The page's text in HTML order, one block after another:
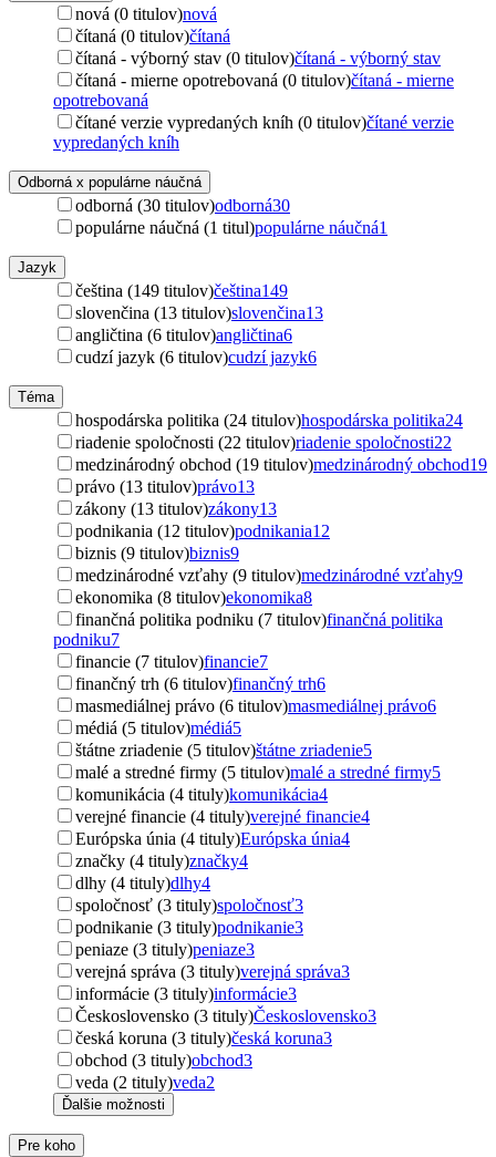
nová (0 titulov)nová
čítaná (0 titulov)čítaná
čítaná - výborný stav (0 titulov)čítaná - výborný stav
čítaná - mierne opotrebovaná (0 titulov)čítaná - mierne
opotrebovaná
čítané verzie vypredaných kníh (0 titulov)čítané verzie
vypredaných kníh
Odborná x populárne náučná
odborná (30 titulov)odborná30
populárne náučná (1 titul)populárne náučná1
Jazyk
čeština (149 titulov)čeština149
slovenčina (13 titulov)slovenčina13
angličtina (6 titulov)angličtina6
cudzí jazyk (6 titulov)cudzí jazyk6
Téma
hospodárska politika (24 titulov)hospodárska politika24
riadenie spoločnosti (22 titulov)riadenie spoločnosti22
medzinárodný obchod (19 titulov)medzinárodný obchod19
právo (13 titulov)právo13
zákony (13 titulov)zákony13
podnikania (12 titulov)podnikania12
biznis (9 titulov)biznis9
medzinárodné vzťahy (9 titulov)medzinárodné vzťahy9
ekonomika (8 titulov)ekonomika8
finančná politika podniku (7 titulov)finančná politika
podniku7
financie (7 titulov)financie7
finančný trh (6 titulov)finančný trh6
masmediálnej právo (6 titulov)masmediálnej právo6
médiá (5 titulov)médiá5
štátne zriadenie (5 titulov)štátne zriadenie5
malé a stredné firmy (5 titulov)malé a stredné firmy5
komunikácia (4 tituly)komunikácia4
verejné financie (4 tituly)verejné financie4
Európska únia (4 tituly)Európska únia4
značky (4 tituly)značky4
dlhy (4 tituly)dlhy4
spoločnosť (3 tituly)spoločnosť3
podnikanie (3 tituly)podnikanie3
peniaze (3 tituly)peniaze3
verejná správa (3 tituly)verejná správa3
informácie (3 tituly)informácie3
Československo (3 tituly)Československo3
česká koruna (3 tituly)česká koruna3
obchod (3 tituly)obchod3
veda (2 tituly)veda2
Ďalšie možnosti
Pre koho